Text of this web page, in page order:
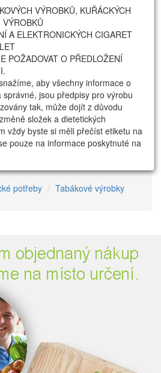
VÝROBKŮ, KUŘÁCKÝCH
A ELEKTRONICKÝCH CIGARET
POŽADOVAT O PŘEDLOŽENÍ
aby všechny informace o
jsou předpisy pro výrobu
tak, může dojít z důvodu
složek a dietetických
vždy byste si měli přečíst etiketu na
pouze na informace poskytnuté na
potřeby
Tabákové výrobky